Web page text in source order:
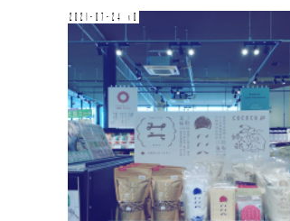
2021-07-24 v0